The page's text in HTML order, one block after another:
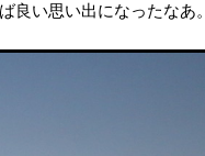
良い思い出になったなあ。